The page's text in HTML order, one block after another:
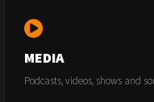
MEDIA
Podcasts, videos, shows and